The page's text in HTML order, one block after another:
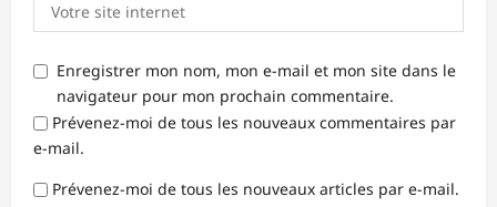
Enregistrer mon nom, mon e-mail et mon site dans le
navigateur pour mon prochain commentaire.
Prévenez-moi de tous les nouveaux commentaires par
e-mail.
Prévenez-moi de tous les nouveaux articles par e-mail.